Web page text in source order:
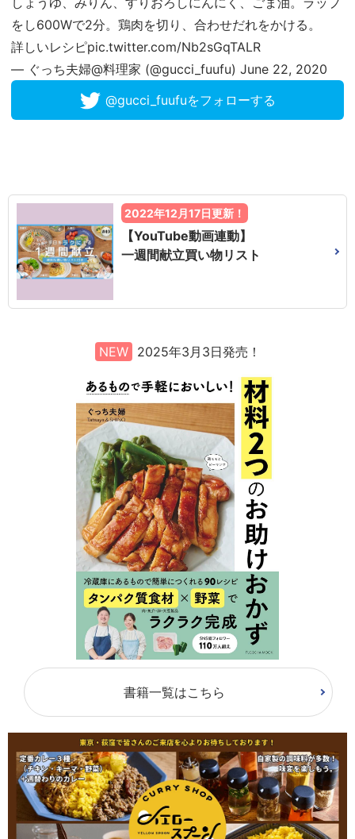
をし600Wで2分。鶏肉を切り、合わせだれをかける。
詳しいレシピpic.twitter.com/Nb2sGqTALR
— ぐっち夫婦@料理家 (@gucci_fuufu) June 22, 2020
@gucci_fuufuをフォローする
2022年12月17日更新！
【YouTube動画連動】
一週間献立買い物リスト
NEW 2025年3月3日発売！
書籍一覧はこちら